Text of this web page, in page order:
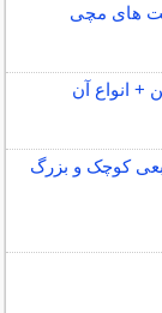
های مچی
+ انواع آن
کوچک و بزرگ